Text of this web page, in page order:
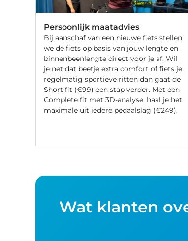
Persoonlijk maatadvies
Bij aanschaf van een nieuwe fiets stellen
we de fiets op basis van jouw lengte en
binnenbeenlengte direct voor je af. Wil
je net dat beetje extra comfort of fiets je
regelmatig sportieve ritten dan gaat de
Short fit (€99) een stap verder. Met een
Complete fit met 3D-analyse, haal je het
maximale uit iedere pedaalslag (€249).
Wat klanten